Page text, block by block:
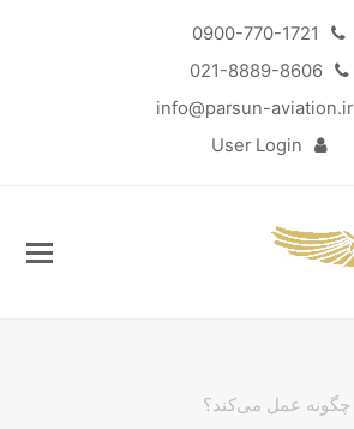
0900-770-1721
021-8889-8606
info@parsun-aviation.ir
User Login